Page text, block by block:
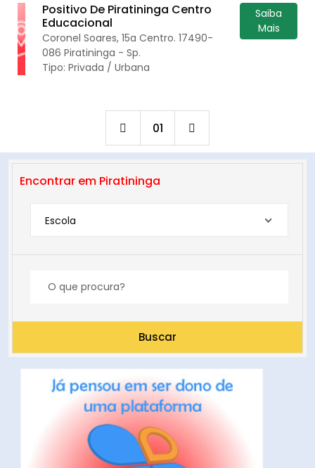
Positivo De Piratininga Centro
Educacional
Coronel Soares, 15a Centro. 17490-
086 Piratininga - Sp.
Tipo: Privada / Urbana
Saiba
Mais
01
Encontrar em Piratininga
Escola
Buscar